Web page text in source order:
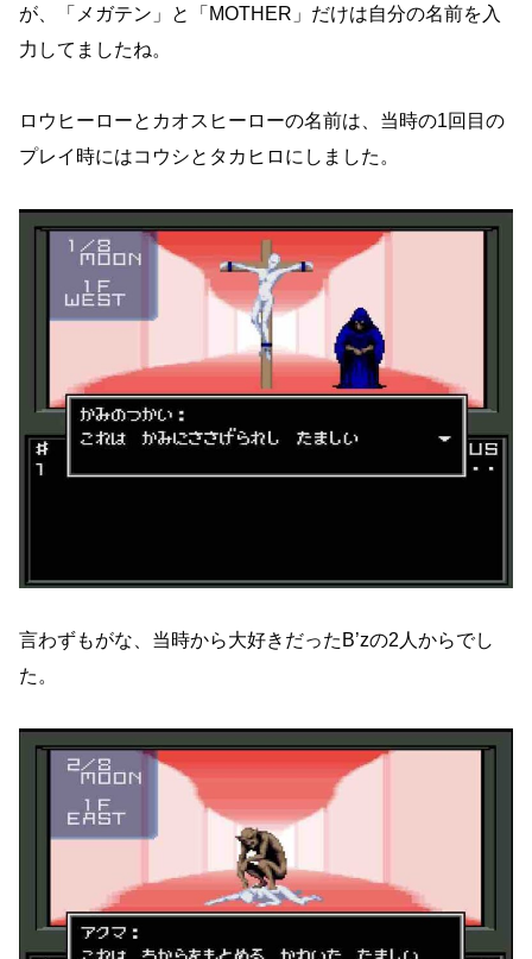
が、「メガテン」と「MOTHER」だけは自分の名前を入
力 してましたね。
ロウヒーローとカオスヒーローの名前は、当時の1回目の
プレイ時にはコウシとタカヒロにしました。
言わずもがな、当時から大好きだったB’zの2人からでし
た。